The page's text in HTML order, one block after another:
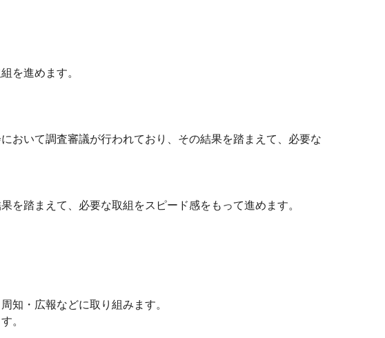
を進めます。
おいて調査審議が行われており、その結果を踏まえて、必要な
踏まえて、必要な取組をスピード感をもって進めます。
知・広報などに取り組みます。
。